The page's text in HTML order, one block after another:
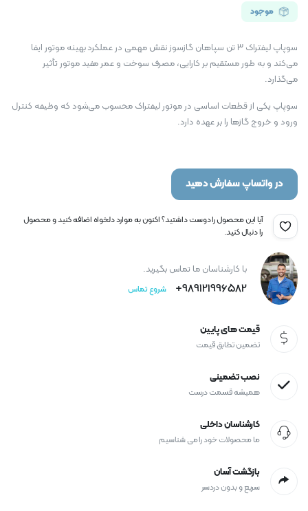
موجود
سوپاپ لیفتراک 3 تن سپاهان گازسوز نقش مهمی در عملکرد بهینه موتور ایفا
می‌کند و به طور مستقیم بر کارایی، مصرف سوخت و عمر مفید موتور تأثیر
می‌گذارد.
سوپاپ یکی از قطعات اساسی در موتور لیفتراک محسوب می‌شود که وظیفه کنترل
ورود و خروج گازها را بر عهده دارد.
در واتساپ سفارش دهید
آیا این محصول را دوست داشتید؟ اکنون به موارد دلخواه اضافه کنید و محصول
را دنبال کنید.
با کارشناسان ما تماس بگیرید.
989121996582+ شروع تماس
قیمت های پایین
تضمین تطابق قیمت
نصب تضمینی
همیشه قسمت درست
کارشناسان داخلی
ما محصولات خود را می شناسیم
بازگشت آسان
سریع و بدون دردسر